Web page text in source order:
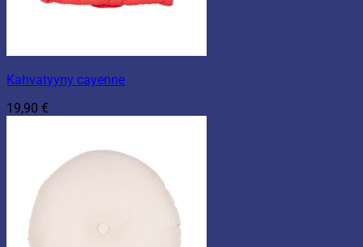
Kahvatyyny cayenne
19,90 €